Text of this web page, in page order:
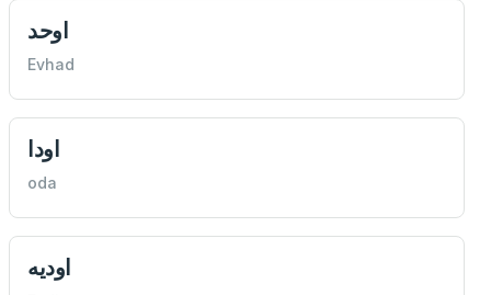
اوحد
Evhad
اودا
oda
اوديه